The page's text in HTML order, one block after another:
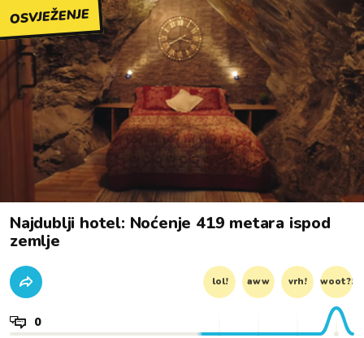
OSVJEŽENJE
Najdublji hotel: Noćenje 419 metara ispod
zemlje
lol! aww vrh! woot?!
0